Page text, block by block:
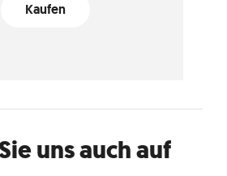
Kaufen
uns auch auf